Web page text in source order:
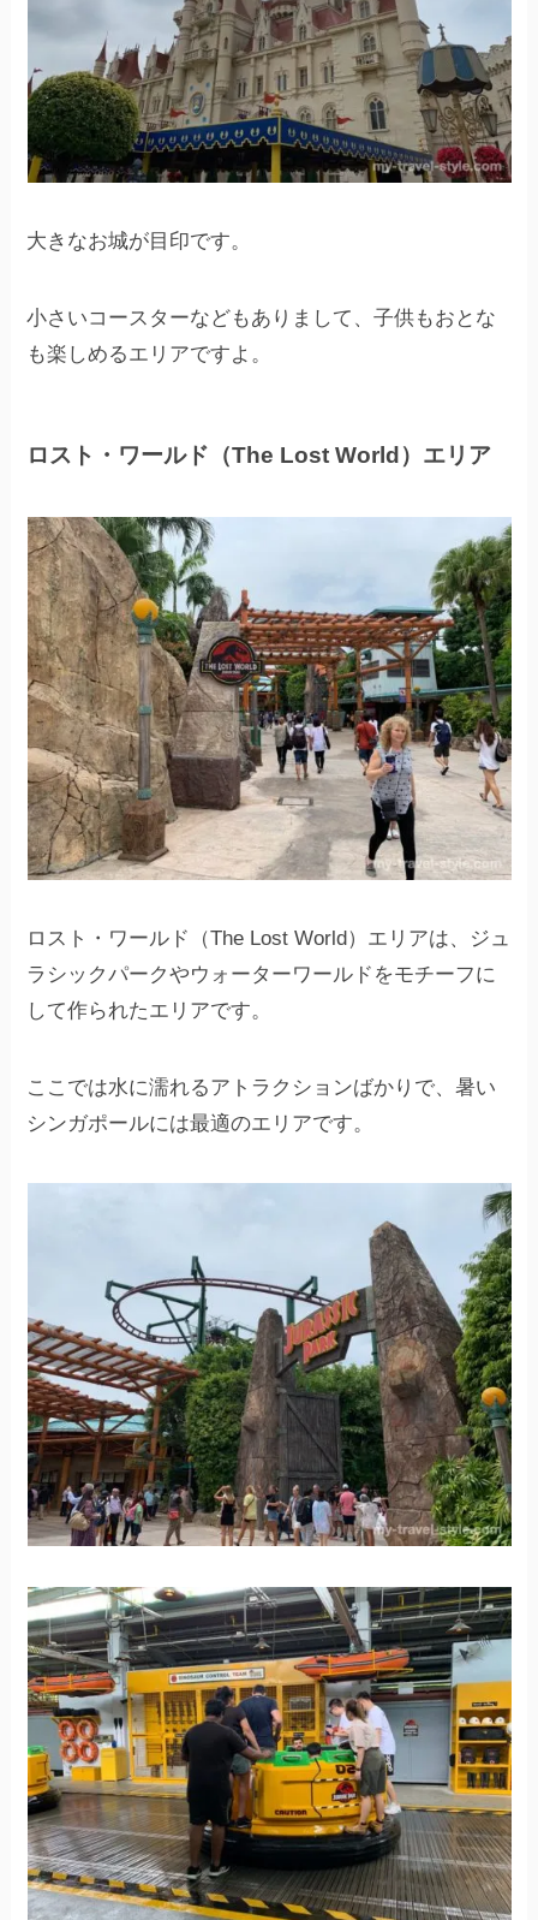
大きなお城が目印です。
小さいコースターなどもありまして、子供もおとな
も楽しめるエリアですよ。
ロスト・ワールド（The Lost World）エリア
ロスト・ワールド（The Lost World）エリアは、ジュ
ラシックパークやウォーターワールドをモチーフに
して作られたエリアです。
ここでは水に濡れるアトラクションばかりで、暑い
シンガポールには最適のエリアです。